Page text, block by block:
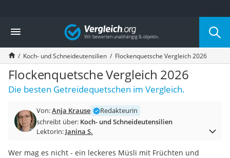
Die beliebtesten Vergleiche nach Kategorie
Haushalt
Wassersprudler
Zentralstaubsauger
Brotbackautomat
Wischroboter
Wäschespinne
Spülmaschinentabs
Akku-Staubsauger
AEG-Waschmaschine
Vergleich
Koch- und Schneideutensilien Flockenquetsche Vergleich 2026
Flockenquetsche Vergleich 2026
Die besten Getreidequetschen im Vergleich.
Von:Anja Krause
Redakteurin
schreibt über: Koch- und Schneideutensilien
Lektorin: Janina S.
Wer mag es nicht - ein leckeres Müsli mit Früchten und